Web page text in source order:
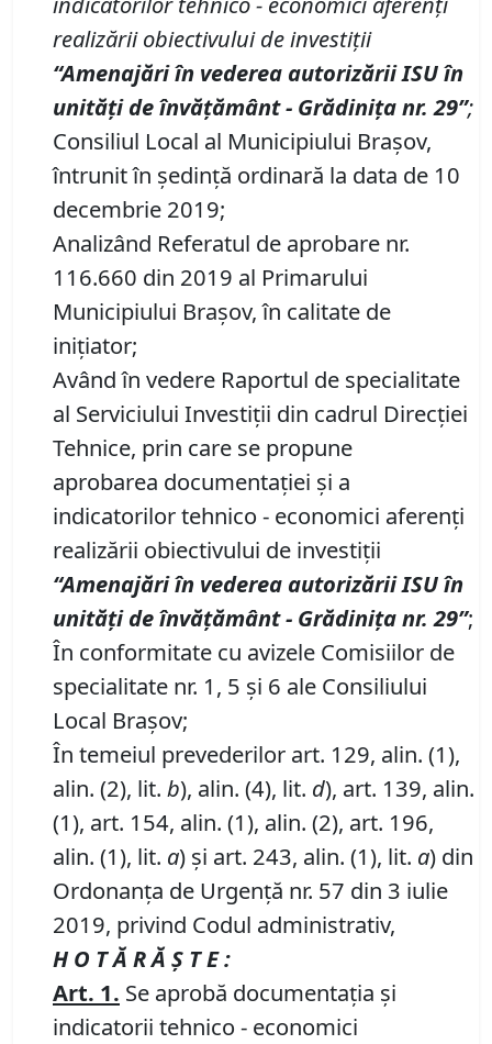
realizăriiobiectivuluide investiții
“Amenajăriîn vederea autorizării ISUîn
unități deînvățământ - Grădinițanr. 29”;
Consiliul Local al Municipiului Brașov,
întrunit în ședință ordinară la data de 10
decembrie 2019;
Analizând Referatul de aprobare nr.
116.660 din 2019 al Primarului
Municipiului Braşov, în calitate de
inițiator;
Având în vedere Raportul de specialitate
al Serviciului Investiții din cadrul Direcţiei
Tehnice, prin care se propune
aprobarea documentației și a
indicatorilor tehnico - economici aferenți
realizării obiectivului de investiții
“Amenajăriîn vederea autorizării ISUîn
unități deînvățământ - Grădinițanr. 29”;
În conformitate cu avizele Comisiilor de
specialitate nr. 1, 5 și 6 ale Consiliului
Local Brașov;
În temeiul prevederilor art. 129, alin. (1),
alin. (2), lit. b), alin. (4), lit. d), art. 139, alin.
(1), art. 154, alin. (1), alin. (2), art. 196,
alin. (1), lit. a) și art. 243, alin. (1), lit. a) din
Ordonanța de Urgență nr. 57 din 3 iulie
2019, privind Codul administrativ,
H O T Ă R Ă Ş T E :
Art. 1. Se aprobă documentația și
indicatorii tehnico - economici